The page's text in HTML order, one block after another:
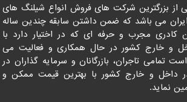
از بزرگترین شرکت های فروش انواع شیلنگ های
می باشد که ضمن داشتن سابقه چندین ساله
کادری مجرب و حرفه ای که در اختیار دارد با
و خارج کشور در حال همکاری و فعالیت می
تمامی تاجران، بازرگانان و سرمایه گذاران در
داخل و خارج کشور با بهترین قیمت ممکن و
نماید.